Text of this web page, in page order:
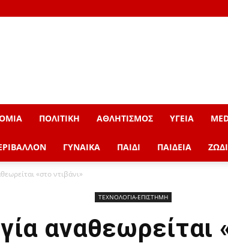
ΠΟΛΙΤΙΚΗ ΑΘΛΗΤΙΣΜΟΣ ΥΓΕΙΑ
ΓΥΝΑΙΚΑ ΠΑΙΔΙ ΠΑΙΔΕΙΑ
«στο ντιβάνι»
ΤΕΧΝΟΛΟΓΙΑ-ΕΠΙΣΤΗΜΗ
αναθεωρείται